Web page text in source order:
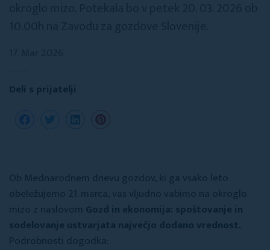
Deli s prijatelji
Ob Mednarodnem dnevu gozdov, ki ga vsako leto
obeležujemo 21. marca, vas vljudno vabimo na okroglo
mizo z naslovom Gozd in ekonomija: spoštovanje in
sodelovanje ustvarjata največjo dodano vrednost.
Podrobnosti dogodka: